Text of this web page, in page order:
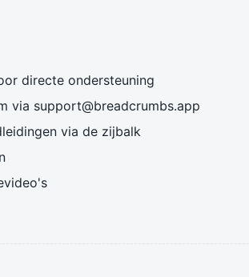
directe ondersteuning
via support@breadcrumbs.app
via de zijbalk